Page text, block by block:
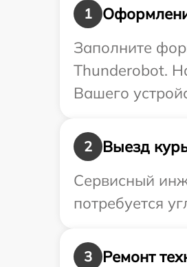
1
Заполните
Thunderobot.
Вашего
2
Выезд
Сервисный
потребуется
3
Ремонт